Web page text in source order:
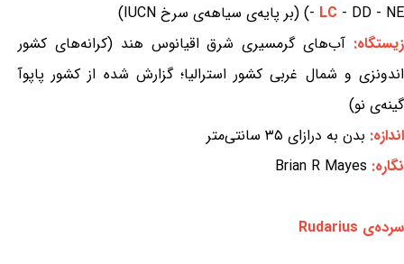
- LC - DD - NE) (بر پایه‌ی سیاهه‌ی سرخ IUCN)
زیستگاه: آب‌های گرمسیری شرق اقیانوس هند (کرانه‌های کشور
اندونزی و شمال غربی کشور استرالیا؛ گزارش شده از کشور پاپوآ
گینه‌ی نو)
اندازه: بدن به درازای ۳۵ سانتی‌متر
نگاره: Brian R Mayes
سرده‌ی Rudarius